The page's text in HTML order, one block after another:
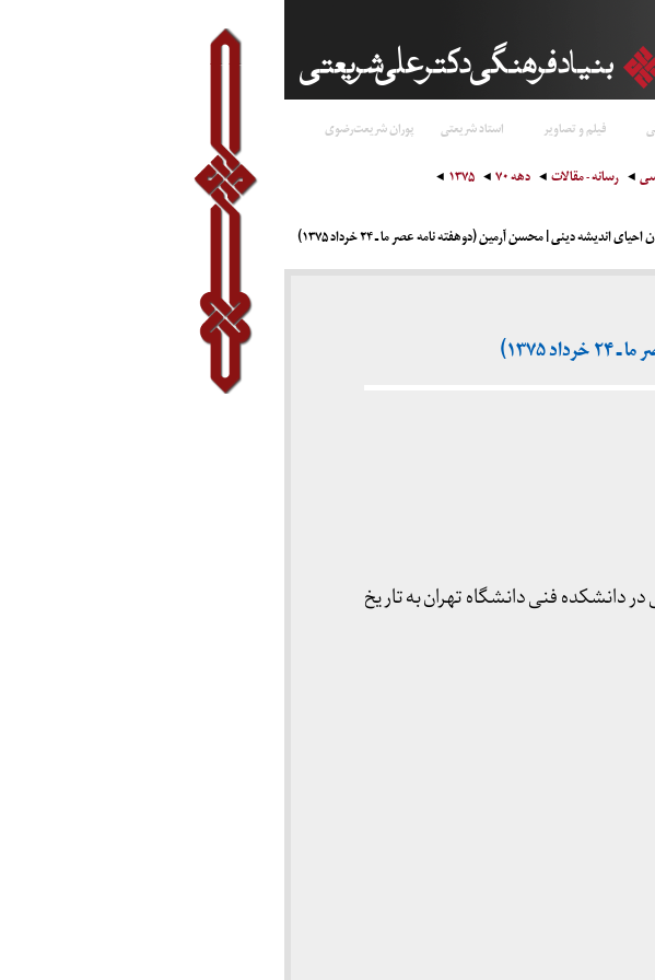
فیلم و تصاویر استاد شریعتی پوران شریعت‌رضوی
رسانه - مقالات دهه ۷۰ ۱۳۷۵
اندیشه دینی | محسن آرمین (دوهفته نامه عصر ما ـ ۲۴ خرداد ۱۳۷۵)
۱۳۷۵)
فنی دانشگاه تهران به تاریخ